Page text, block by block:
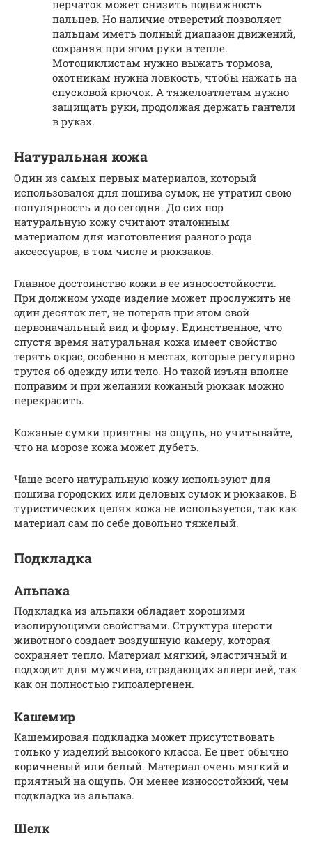
перчаток может снизить подвижность
пальцев. Но наличие отверстий позволяет
пальцам иметь полный диапазон движений,
сохраняя при этом руки в тепле.
Мотоциклистам нужно выжать тормоза,
охотникам нужна ловкость, чтобы нажать на
спусковой крючок. А тяжелоатлетам нужно
защищать руки, продолжая держать гантели
в руках.
Натуральная кожа
Один из самых первых материалов, который
использовался для пошива сумок, не утратил свою
популярность и до сегодня. До сих пор
натуральную кожу считают эталонным
материалом для изготовления разного рода
аксессуаров, в том числе и рюкзаков.
Главное достоинство кожи в ее износостойкости.
При должном уходе изделие может прослужить не
один десяток лет, не потеряв при этом свой
первоначальный вид и форму. Единственное, что
спустя время натуральная кожа имеет свойство
терять окрас, особенно в местах, которые регулярно
трутся об одежду или тело. Но такой изъян вполне
поправим и при желании кожаный рюкзак можно
перекрасить.
Кожаные сумки приятны на ощупь, но учитывайте,
что на морозе кожа может дубеть.
Чаще всего натуральную кожу используют для
пошива городских или деловых сумок и рюкзаков. В
туристических целях кожа не используется, так как
материал сам по себе довольно тяжелый.
Подкладка
Альпака
Подкладка из альпаки обладает хорошими
изолирующими свойствами. Структура шерсти
животного создает воздушную камеру, которая
сохраняет тепло. Материал мягкий, эластичный и
подходит для мужчина, страдающих аллергией, так
как он полностью гипоалергенен.
Кашемир
Кашемировая подкладка может присутствовать
только у изделий высокого класса. Ее цвет обычно
коричневый или белый. Материал очень мягкий и
приятный на ощупь. Он менее износостойкий, чем
подкладка из альпака.
Шелк